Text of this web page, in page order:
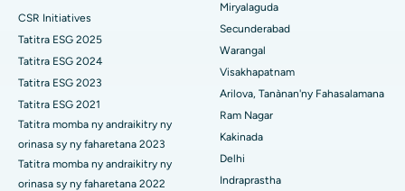
Hopitaly tsara indrindra ao amin'ny GS Road, Guwahati
Hopitaly tsara indrindra ao Hyderguda, Hyderabad
Hopitaly tsara indrindra ao Vijay Nagar, Indore
Hopitaly tsara indrindra ao amin'ny Suryaraopeta Main Road,
Kakinada
Hopitaly tsara indrindra ao amin'ny Canal Circular Road, Kolkata
Biopsy voa
Parathyroidectomy
Cytoreductive fandidiana
Fanoloana lohalika manontolo seramika
ERCP
CSR Initiatives
Tatitra ESG 2025
Tatitra ESG 2024
Tatitra ESG 2023
Tatitra ESG 2021
Tatitra momba ny andraikitry ny
orinasa sy ny faharetana 2023
Tatitra momba ny andraikitry ny
orinasa sy ny faharetana 2022
Miryalaguda
Secunderabad
Warangal
Visakhapatnam
Arilova, Tanànan'ny Fahasalamana
Ram Nagar
Kakinada
Delhi
Indraprastha